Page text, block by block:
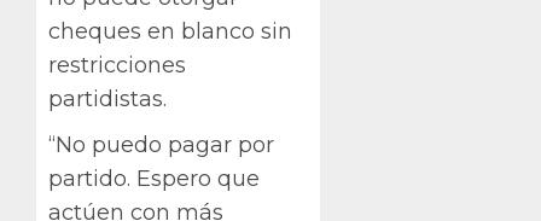
cheques en blanco sin
restricciones
partidistas.
“No puedo pagar por
partido. Espero que
actúen con más